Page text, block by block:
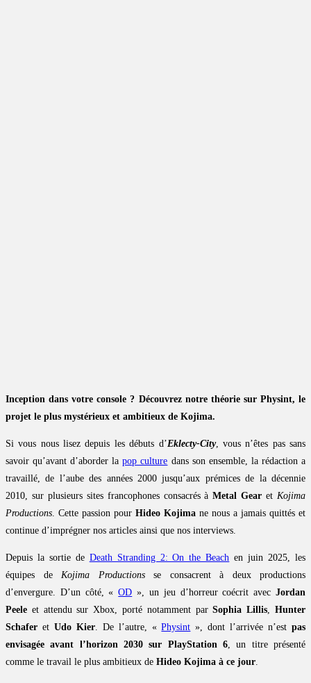
Inception dans votre console ? Découvrez notre théorie sur Physint, le
projet le plus mystérieux et ambitieux de Kojima.
Si vous nous lisez depuis les débuts d’Eklecty-City, vous n’êtes pas sans
savoir qu’avant d’aborder lapop culture dans son ensemble, la rédaction a
travaillé, de l’aube des années 2000 jusqu’aux prémices de la décennie
2010, sur plusieurs sites francophones consacrés àMetal Gear etKojima
Productions. Cette passion pour Hideo Kojima ne nous a jamais quittés et
continue d’imprégner nos articles ainsi que nos interviews.
Depuis la sortie de Death Stranding 2: On the Beach en juin 2025, les
équipes de Kojima Productionsse consacrent à deux productions
d’envergure. D’un côté, «OD », un jeu d’horreur coécrit avecJordan
Peele et attendu sur Xbox, porté notamment parSophia Lillis,Hunter
Schafer et Udo Kier. De l’autre, «Physint », dont l’arrivée n’estpas
envisagée avant l’horizon 2030 sur PlayStation 6, un titre présenté
comme le travail le plus ambitieux de Hideo Kojima à ce jour.